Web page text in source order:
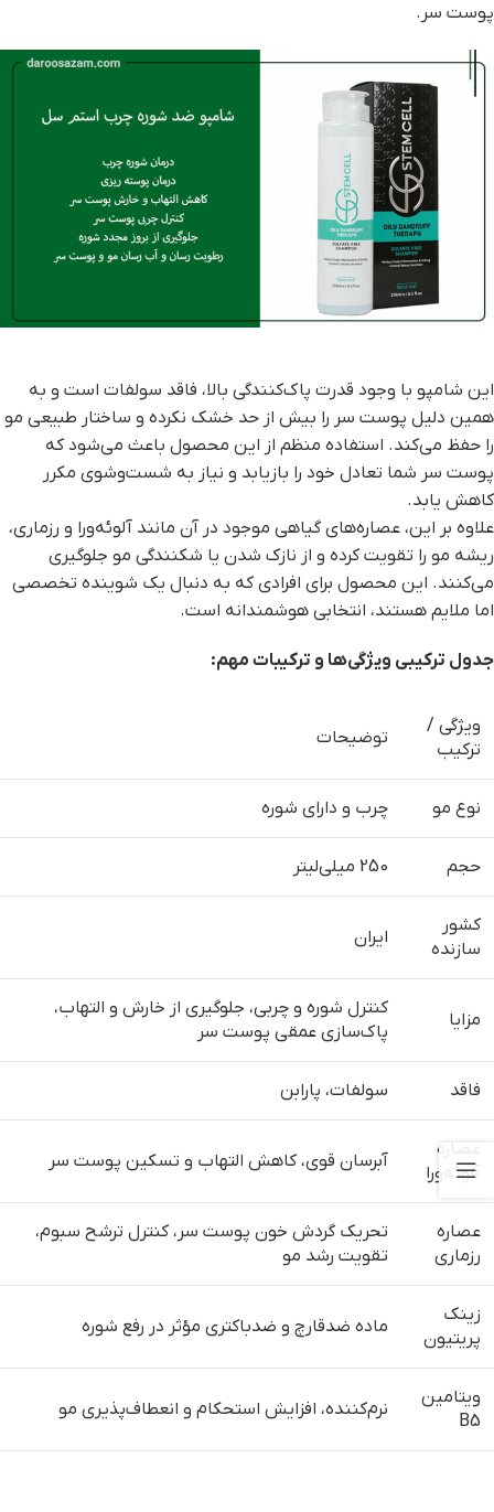
پوست سر.
این شامپو با وجود قدرت پاک‌کنندگی بالا، فاقد سولفات است و به
همین دلیل پوست سر را بیش از حد خشک نکرده و ساختار طبیعی مو
را حفظ می‌کند. استفاده منظم از این محصول باعث می‌شود که
پوست سر شما تعادل خود را بازیابد و نیاز به شست‌وشوی مکرر
کاهش یابد.
علاوه بر این، عصاره‌های گیاهی موجود در آن مانند آلوئه‌ورا و رزماری،
ریشه مو را تقویت کرده و از نازک شدن یا شکنندگی مو جلوگیری
می‌کنند. این محصول برای افرادی که به دنبال یک شوینده تخصصی
اما ملایم هستند، انتخابی هوشمندانه است.
جدول ترکیبی ویژگی‌ها و ترکیبات مهم:
ویژگی /
ترکیب
توضیحات
نوع مو چرب و دارای شوره
حجم 250 میلی‌لیتر
کشور
سازنده
ایران
مزایا
کنترل شوره و چربی، جلوگیری از خارش و التهاب،
پاک‌سازی عمقی پوست سر
فاقد سولفات، پارابن
عصاره
آلوئه‌ورا
آبرسان قوی، کاهش التهاب و تسکین پوست سر
عصاره
رزماری
تحریک گردش خون پوست سر، کنترل ترشح سبوم،
تقویت رشد مو
زینک
پریتیون
ماده ضدقارچ و ضدباکتری مؤثر در رفع شوره
ویتامین
B5
نرم‌کننده، افزایش استحکام و انعطاف‌پذیری مو